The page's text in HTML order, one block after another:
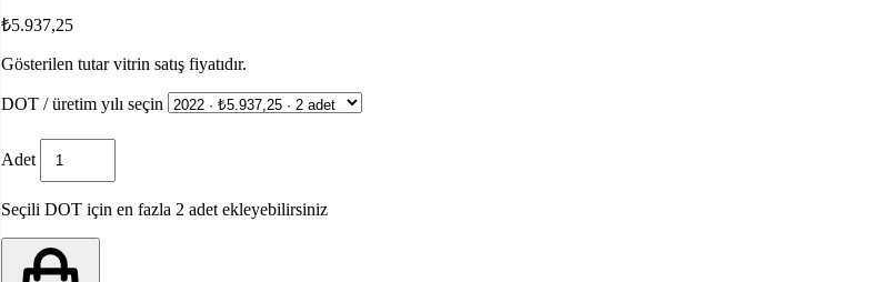
₺5.937,25
Gösterilen tutar vitrin satış fiyatıdır.
DOT / üretim yılı seçin
Adet
Seçili DOT için en fazla 2 adet ekleyebilirsiniz